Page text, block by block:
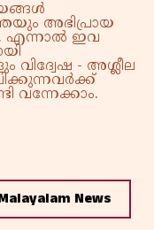
അഭിപ്രായ
എന്നാൽ ഇവ
- അശ്ലീല
വന്നേക്കാം.
News